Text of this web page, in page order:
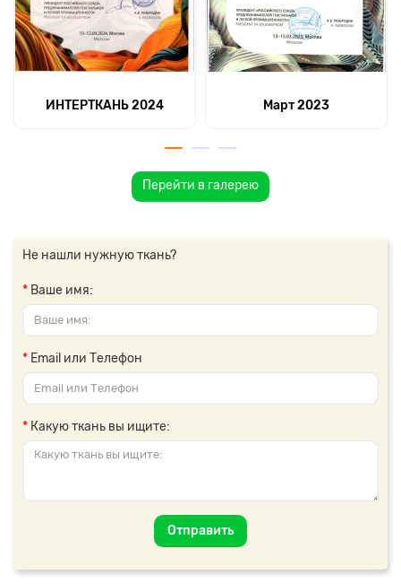
ИНТЕРТКАНЬ 2024 Март 2023
Перейти в галерею
Не нашли нужную ткань?
Ваше имя:
Email или Телефон
Какую ткань вы ищите:
Отправить